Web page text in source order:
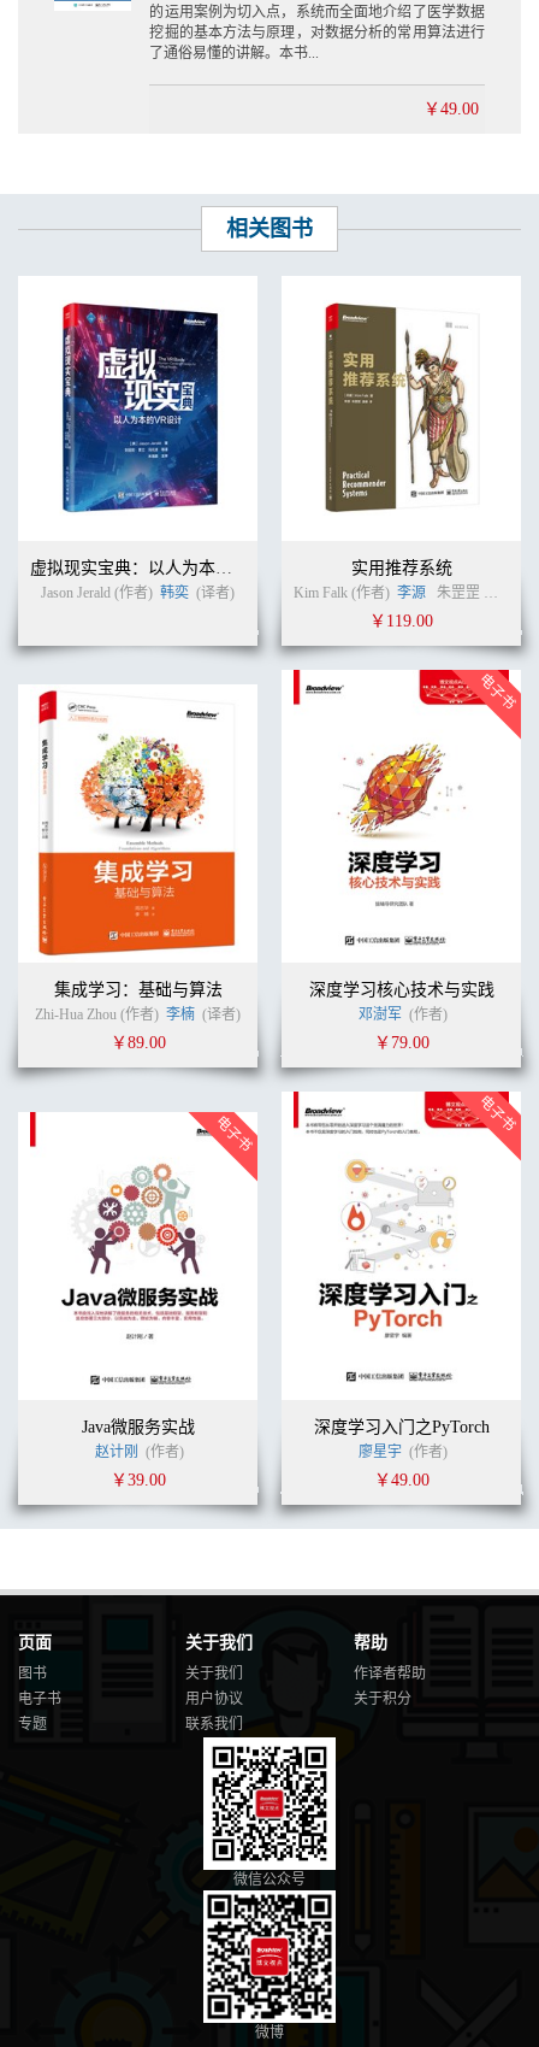
的运用案例为切入点，系统而全面地介绍了医学数据
挖掘的基本方法与原理，对数据分析的常用算法进行
了通俗易懂的讲解。本书...
￥49.00
相关图书
虚拟现实宝典：以人为本的VR设计
Jason Jerald (作者) 韩奕 (译者)
实用推荐系统
Kim Falk (作者) 李源 朱罡罡 温睿
￥119.00
集成学习：基础与算法
Zhi-Hua Zhou (作者) 李楠 (译者)
￥89.00
深度学习核心技术与实践
邓澍军 (作者)
￥79.00
Java微服务实战
赵计刚 (作者)
￥39.00
深度学习入门之PyTorch
廖星宇 (作者)
￥49.00
页面
图书
电子书
专题
关于我们
关于我们
用户协议
联系我们
帮助
作译者帮助
关于积分
微信公众号
微博